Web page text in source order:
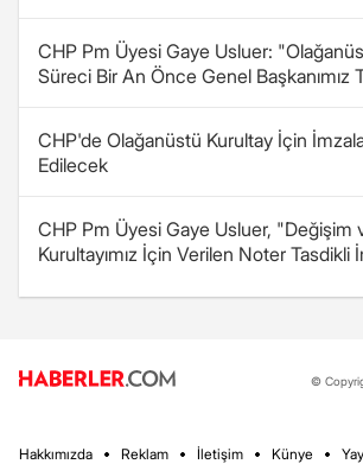
CHP Pm Üyesi Gaye Usluer:
Süreci Bir An Önce Genel Başkanımız
CHP'de Olağanüstü Kurultay İçin
Edilecek
CHP Pm Üyesi Gaye Usluer, "Değişim
Kurultayımız İçin Verilen Noter Tasdikli
©
Hakkımızda Reklam İletişim Künye